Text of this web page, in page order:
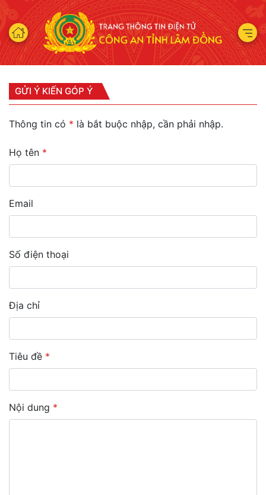
GỬI Ý KIẾN GÓP Ý
Thông tin có * là bắt buộc nhập, cần phải nhập.
Họ tên *
Email
Số điện thoại
Địa chỉ
Tiêu đề *
Nội dung *